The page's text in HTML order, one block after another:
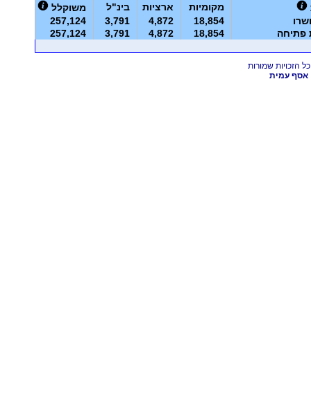
מקומיות ארציות בינ"ל
משוקלל
18,854
4,872
3,791
257,124
פתיחה
18,854
4,872
3,791
257,124
אסף עמית